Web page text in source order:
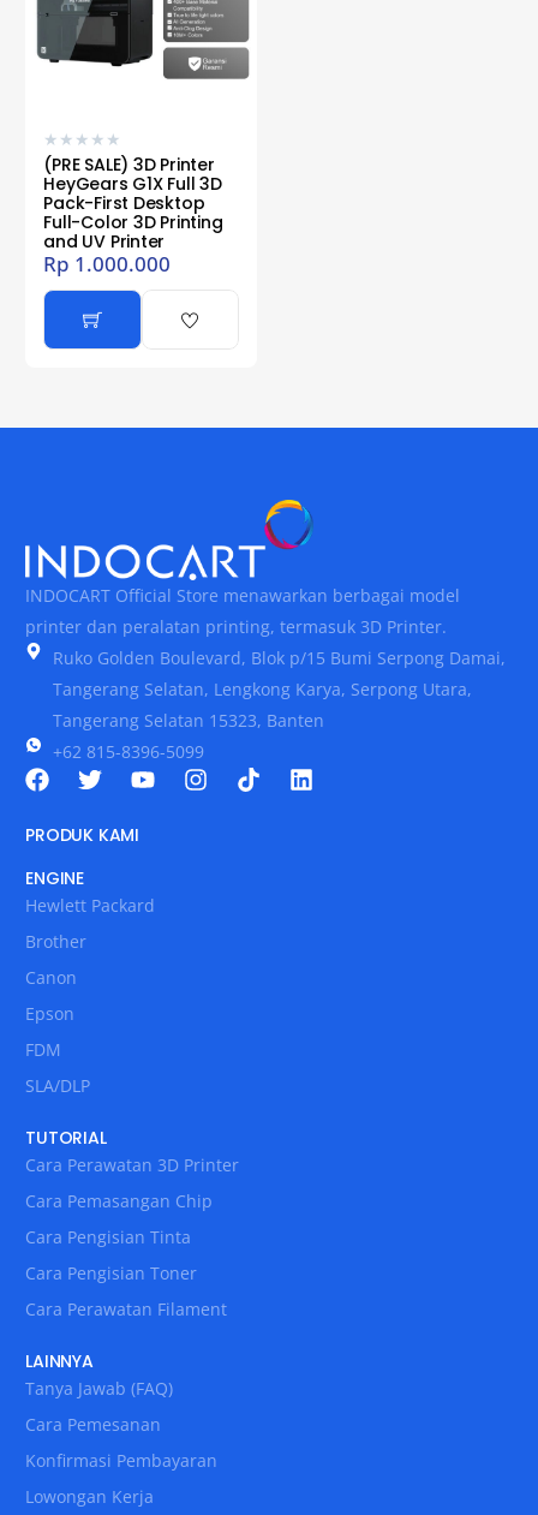
★ ★ ★ ★ ★
(PRE SALE) 3D Printer
HeyGears G1X Full 3D
Pack-First Desktop
Full-Color 3D Printing
and UV Printer
Rp 1.000.000
INDOCART Official Store menawarkan berbagai model
printer dan peralatan printing, termasuk 3D Printer.
Ruko Golden Boulevard, Blok p/15 Bumi Serpong Damai,
Tangerang Selatan, Lengkong Karya, Serpong Utara,
Tangerang Selatan 15323, Banten
+62 815-8396-5099
PRODUK KAMI
ENGINE
Hewlett Packard
Brother
Canon
Epson
FDM
SLA/DLP
TUTORIAL
Cara Perawatan 3D Printer
Cara Pemasangan Chip
Cara Pengisian Tinta
Cara Pengisian Toner
Cara Perawatan Filament
LAINNYA
Tanya Jawab (FAQ)
Cara Pemesanan
Konfirmasi Pembayaran
Lowongan Kerja